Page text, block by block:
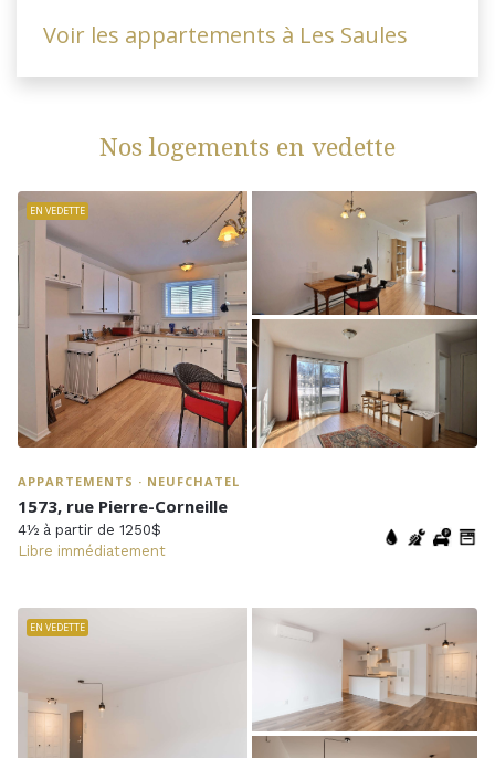
Voir les appartements à Les Saules
Nos logements en vedette
EN VEDETTE
APPARTEMENTS · NEUFCHATEL
1573, rue Pierre-Corneille
4½ à partir de 1250$
Libre immédiatement
EN VEDETTE